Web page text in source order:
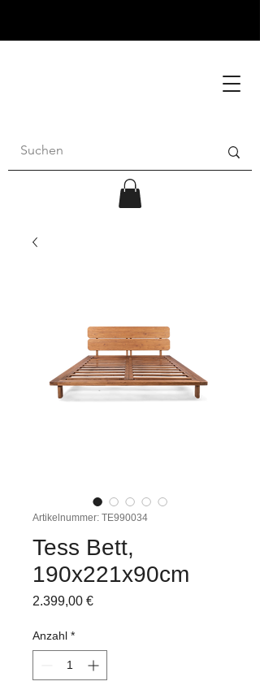
Artikelnummer: TE990034
Tess Bett,
190x221x90cm
2.399,00 €Preis
Anzahl *